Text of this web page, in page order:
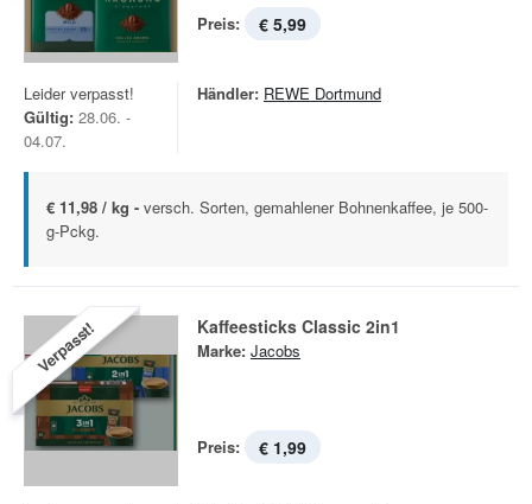
Preis: € 5,99
Leider verpasst!
Gültig: 28.06. -
04.07.
Händler: REWE Dortmund
€ 11,98 / kg - versch. Sorten, gemahlener Bohnenkaffee, je 500-
g-Pckg.
Verpasst! Kaffeesticks Classic 2in1
Marke: Jacobs
Preis: € 1,99